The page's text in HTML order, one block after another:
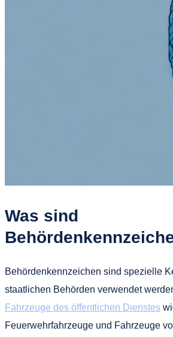
Was sind
Behördenkennzeichen sind spezielle
staatlichen Behörden verwendet
Fahrzeuge des öffentlichen Dienstes
Feuerwehrfahrzeuge und Fahrzeuge